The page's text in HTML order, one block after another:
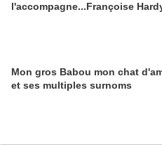
l'accompagne...Françoise
Mon gros Babou mon chat
et ses multiples surnoms